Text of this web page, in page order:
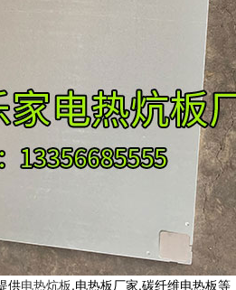
供电热炕板,电热板厂家,碳纤维电热板等